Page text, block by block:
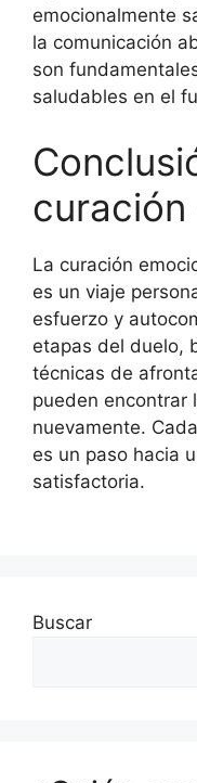
emocionalmente
la comunicación
son
saludables en el
curación
La curación
es un viaje
esfuerzo y
etapas del duelo,
técnicas de
pueden encontrar
nuevamente.
es un paso hacia
satisfactoria.
Buscar